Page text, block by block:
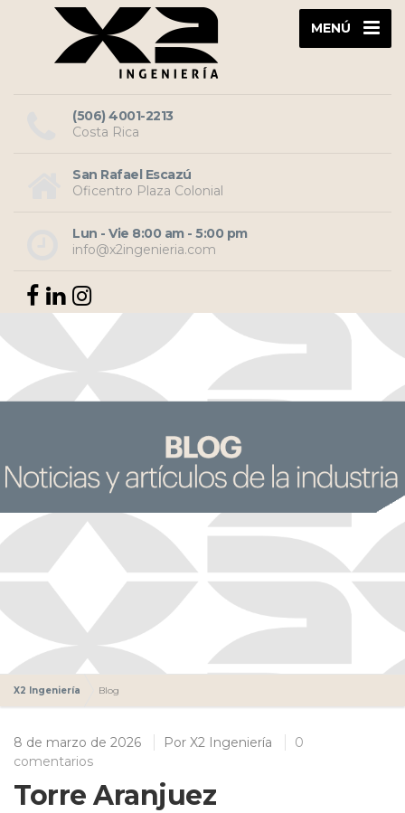
MENÚ
(506) 4001-2213
Costa Rica
San Rafael Escazú
Oficentro Plaza Colonial
Lun - Vie 8:00 am - 5:00 pm
info@x2ingenieria.com
X2 Ingeniería Blog
8 de marzo de 2026 Por X2 Ingeniería
0
comentarios
Torre Aranjuez